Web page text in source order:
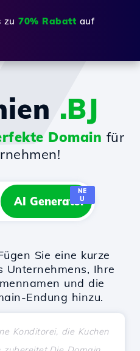
zu 70% Rabatt auf
.BJ
Domain für
AI Generator
NE
U
Sie eine kurze
Unternehmens, Ihre
und die
Endung hinzu.